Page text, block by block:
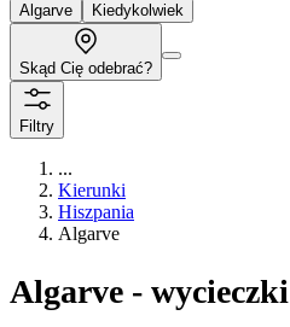
Algarve Kiedykolwiek
Skąd Cię odebrać?
Filtry
...
Kierunki
Hiszpania
Algarve
Algarve -